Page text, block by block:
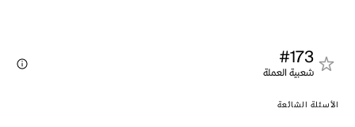
#173
شعبية العملة
الأسئلة الشائعة